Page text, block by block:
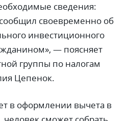
сведения:
своевременно об
инвестиционного
— поясняет
группы по налогам
Цепенок.
в оформлении вычета в